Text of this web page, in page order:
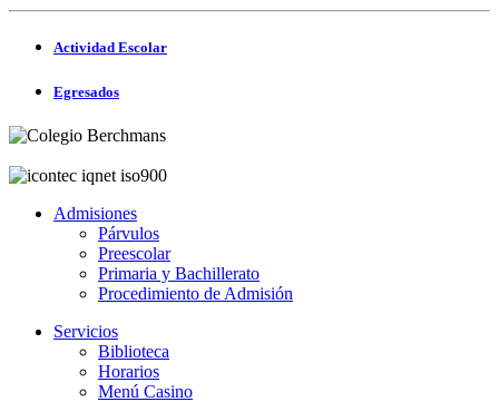
Actividad Escolar
Egresados
Admisiones
Párvulos
Preescolar
Primaria y Bachillerato
Procedimiento de Admisión
Servicios
Biblioteca
Horarios
Menú Casino